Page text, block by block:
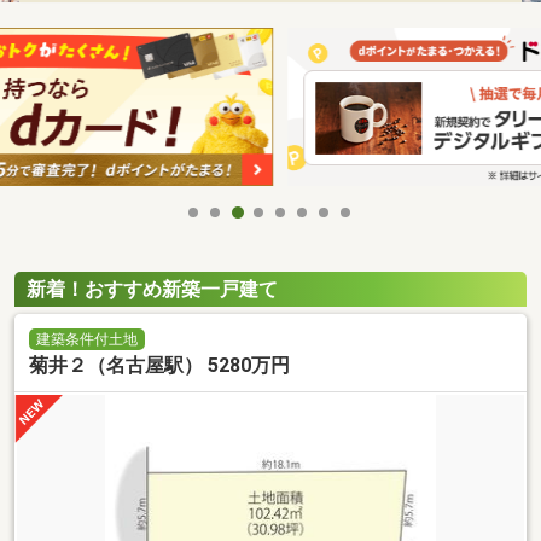
新着！おすすめ新築一戸建て
建築条件付土地
菊井２（名古屋駅） 5280万円